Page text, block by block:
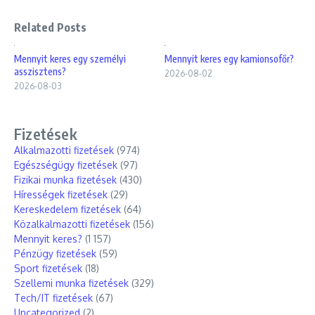
Related Posts
Mennyit keres egy személyi
asszisztens?
2026-08-03
Mennyit keres egy kamionsofőr?
2026-08-02
Fizetések
Alkalmazotti fizetések (974)
Egészségügy fizetések (97)
Fizikai munka fizetések (430)
Hírességek fizetések (29)
Kereskedelem fizetések (64)
Közalkalmazotti fizetések (156)
Mennyit keres? (1 157)
Pénzügy fizetések (59)
Sport fizetések (18)
Szellemi munka fizetések (329)
Tech/IT fizetések (67)
Uncategorized (2)